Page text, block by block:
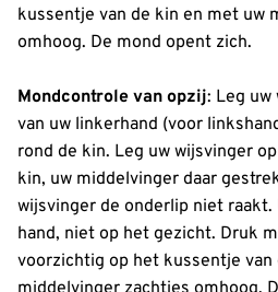
kussentje van de kin en met uw
omhoog. De mond opent zich.
Mondcontrole van opzij: Leg
van uw linkerhand (voor
rond de kin. Leg uw wijsvinger
kin, uw middelvinger daar
wijsvinger de onderlip niet raakt.
hand, niet op het gezicht. Druk
voorzichtig op het kussentje van